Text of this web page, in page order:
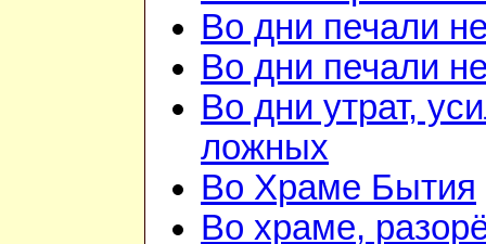
Во дни печали
Во дни печали
Во дни утрат,
ложных
Во Храме Бытия
Во храме,